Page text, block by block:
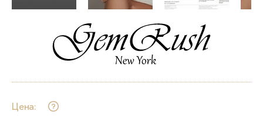
Цена: